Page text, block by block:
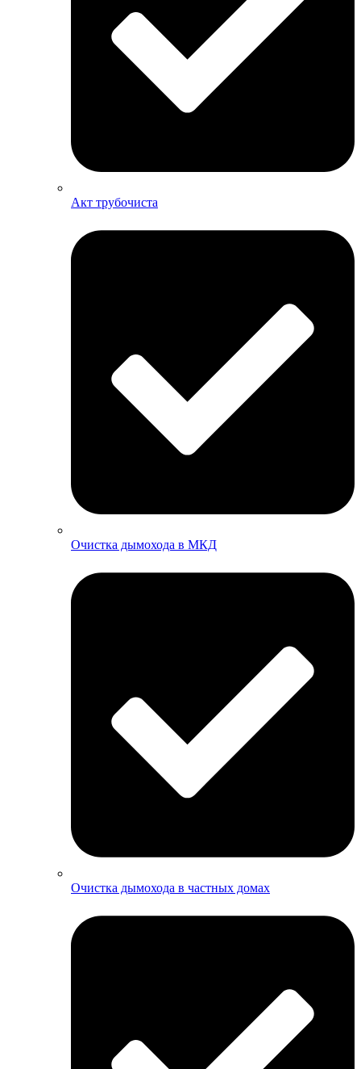
Акт трубочиста
Очистка дымохода в МКД
Очистка дымохода в частных домах